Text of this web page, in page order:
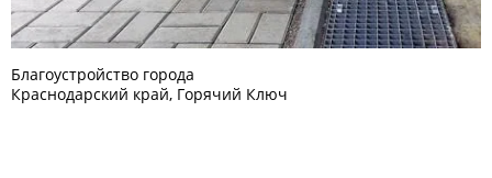
Благоустройство города
Краснодарский край, Горячий Ключ